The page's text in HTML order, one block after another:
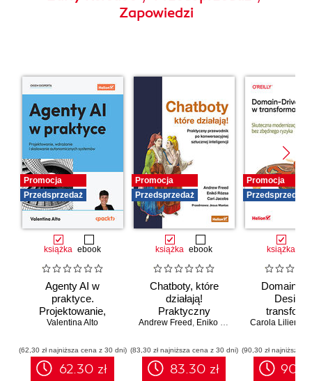
Zapowiedzi
Promocja
Przedsprzedaż
książka ebook
Agenty AI w
praktyce.
Projektowanie,
wdrażanie i
autonomicznych
systemów
Valentina Alto
(62,30 zł najniższa cena z 30 dni)
62.30 zł
Promocja
Przedsprzedaż
książka ebook
Chatboty, które
działają!
Praktyczny
przewodnik po
sztucznej
inteligencji
Andrew Freed , Eniko Rozsa Cari Jacobs
(83,30 zł najniższa cena z 30 dni)
83.30 zł
Promocja
Przedsprzedaż
książka
Domain-
Design
legacy
zbędnego
Carola Lilienthal
(90,30 zł najniższa